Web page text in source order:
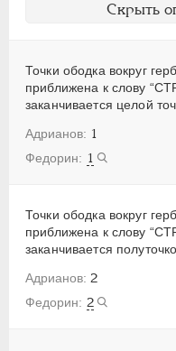
Скрыть
Точки ободка вокруг
приближена к слову
заканчивается целой
1
1
Точки ободка вокруг
приближена к слову
заканчивается
2
2